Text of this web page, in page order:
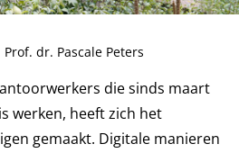
Auteur:
Prof. dr. Pascale Peters
die sinds maart
werken, heeft zich het
gemaakt. Digitale manieren